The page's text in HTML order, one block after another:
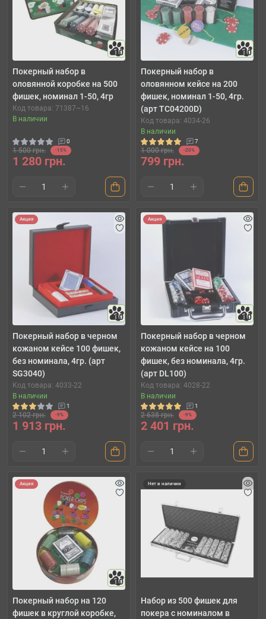
10
Покерный набор в
оловянной коробке на 500
фишек, номинал 1-50, 4гр
Код товара: 71387~16
В наличии
0
1 500 грн. -15%
1 280 грн.
10
Покерный набор в
оловянном кейсе на 200
фишек, номинал 1-50, 4гр.
(арт TC04200D)
Код товара: 4034-26
В наличии
7
1 000 грн. -20%
799 грн.
Акция
10
Покерный набор в черном
кожаном кейсе 100 фишек,
без номинала, 4гр. (арт
SG3040)
Код товара: 4033-22
В наличии
1
2 102 грн. -9%
1 913 грн.
Акция
10
Покерный набор в черном
кожаном кейсе на 100
фишек, без номинала, 4гр.
(арт DL100)
Код товара: 4028-22
В наличии
1
2 638 грн. -9%
2 401 грн.
Акция
10
Покерный набор на 120
фишек в круглой коробке,
Нет в наличии
Набор из 500 фишек для
покера с номиналом в